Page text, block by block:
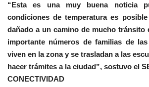
“Esta es una muy buena noticia
condiciones de temperatura es
dañado a un camino de mucho tránsito
importante números de familias de
viven en la zona y se trasladan a las
hacer trámites a la ciudad”, sostuvo el
CONECTIVIDAD